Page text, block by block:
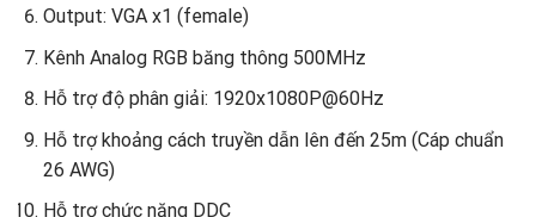
Output: VGA x1 (female)
Kênh Analog RGB băng thông 500MHz
Hỗ trợ độ phân giải: 1920x1080P@60Hz
Hỗ trợ khoảng cách truyền dẫn lên đến 25m (Cáp chuẩn
26 AWG)
Hỗ trợ chức năng DDC